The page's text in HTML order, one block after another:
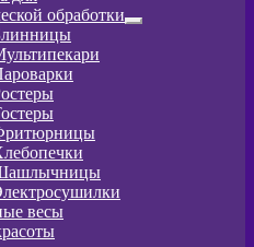
обработки
Развернутое
весы